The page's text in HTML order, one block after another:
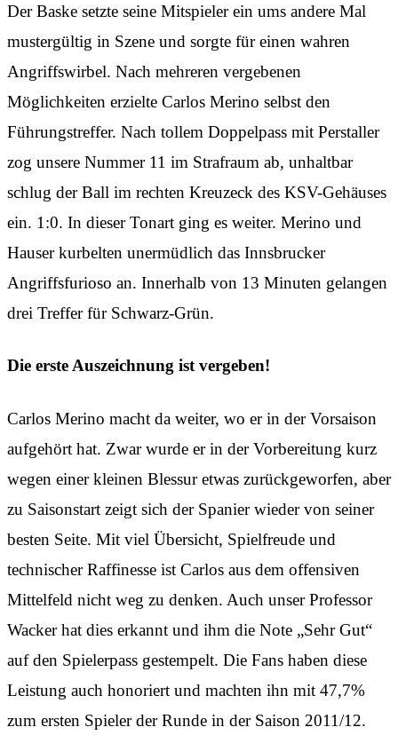
Der Baske setzte seine Mitspieler ein ums andere Mal
mustergültig in Szene und sorgte für einen wahren
Angriffswirbel. Nach mehreren vergebenen
Möglichkeiten erzielte Carlos Merino selbst den
Führungstreffer. Nach tollem Doppelpass mit Perstaller
zog unsere Nummer 11 im Strafraum ab, unhaltbar
schlug der Ball im rechten Kreuzeck des KSV-Gehäuses
ein. 1:0. In dieser Tonart ging es weiter. Merino und
Hauser kurbelten unermüdlich das Innsbrucker
Angriffsfurioso an. Innerhalb von 13 Minuten gelangen
drei Treffer für Schwarz-Grün.
Die erste Auszeichnung ist vergeben!
Carlos Merino macht da weiter, wo er in der Vorsaison
aufgehört hat. Zwar wurde er in der Vorbereitung kurz
wegen einer kleinen Blessur etwas zurückgeworfen, aber
zu Saisonstart zeigt sich der Spanier wieder von seiner
besten Seite. Mit viel Übersicht, Spielfreude und
technischer Raffinesse ist Carlos aus dem offensiven
Mittelfeld nicht weg zu denken. Auch unser Professor
Wacker hat dies erkannt und ihm die Note „Sehr Gut“
auf den Spielerpass gestempelt. Die Fans haben diese
Leistung auch honoriert und machten ihn mit 47,7%
zum ersten Spieler der Runde in der Saison 2011/12.